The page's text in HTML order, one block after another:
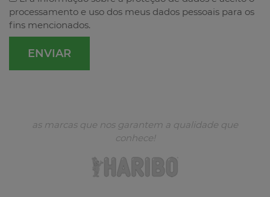
processamento e uso dos meus dados pessoais para os
fins mencionados.
as marcas que nos garantem a qualidade que
conhece!